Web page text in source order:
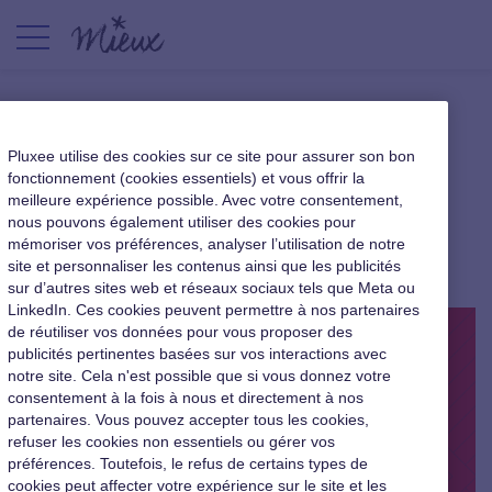
91 % des PME et ETI ont
engagé leur transformation
numérique
|4 juillet 2017
Pluxee utilise des cookies sur ce site pour assurer son bon
fonctionnement (cookies essentiels) et vous offrir la
meilleure expérience possible. Avec votre consentement,
nous pouvons également utiliser des cookies pour
mémoriser vos préférences, analyser l’utilisation de notre
site et personnaliser les contenus ainsi que les publicités
sur d’autres sites web et réseaux sociaux tels que Meta ou
LinkedIn. Ces cookies peuvent permettre à nos partenaires
de réutiliser vos données pour vous proposer des
publicités pertinentes basées sur vos interactions avec
notre site. Cela n'est possible que si vous donnez votre
consentement à la fois à nous et directement à nos
partenaires. Vous pouvez accepter tous les cookies,
refuser les cookies non essentiels ou gérer vos
préférences. Toutefois, le refus de certains types de
cookies peut affecter votre expérience sur le site et les